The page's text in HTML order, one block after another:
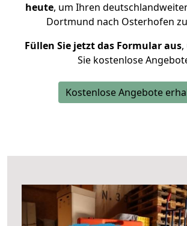
heute, um Ihren
Dortmund nach Osterhofen
Füllen Sie jetzt das Formular aus,
Sie kostenlose
Kostenlose Angebote